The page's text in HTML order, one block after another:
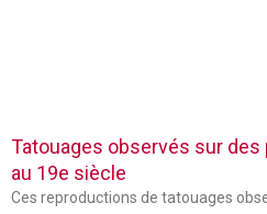
Tatouages observés sur
au 19e siècle
Ces reproductions de tatouages